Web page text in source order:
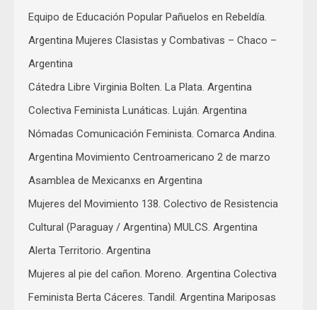
Equipo de Educación Popular Pañuelos en Rebeldía.
Argentina Mujeres Clasistas y Combativas – Chaco –
Argentina
Cátedra Libre Virginia Bolten. La Plata. Argentina
Colectiva Feminista Lunáticas. Luján. Argentina
Nómadas Comunicación Feminista. Comarca Andina.
Argentina Movimiento Centroamericano 2 de marzo
Asamblea de Mexicanxs en Argentina
Mujeres del Movimiento 138. Colectivo de Resistencia
Cultural (Paraguay / Argentina) MULCS. Argentina
Alerta Territorio. Argentina
Mujeres al pie del cañon. Moreno. Argentina Colectiva
Feminista Berta Cáceres. Tandil. Argentina Mariposas